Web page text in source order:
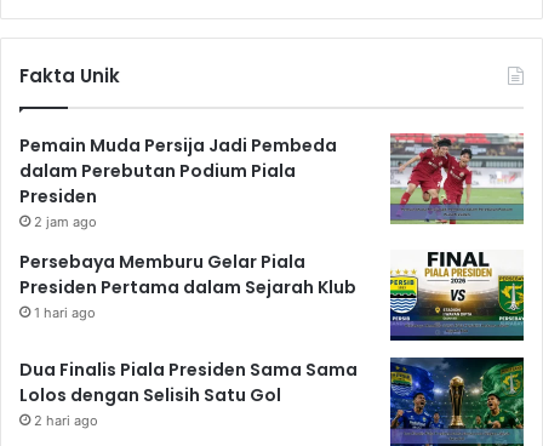
Fakta Unik
Pemain Muda Persija Jadi Pembeda
dalam Perebutan Podium Piala
Presiden
2 jam ago
Persebaya Memburu Gelar Piala
Presiden Pertama dalam Sejarah Klub
1 hari ago
Dua Finalis Piala Presiden Sama Sama
Lolos dengan Selisih Satu Gol
2 hari ago